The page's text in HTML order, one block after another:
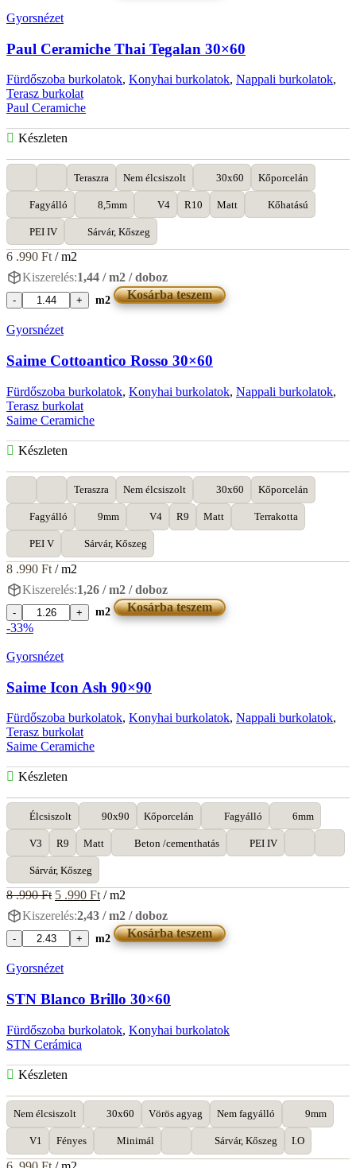
Oakthree
20x120
Gyorsnézet
Paul Ceramiche Thai Tegalan 30×60
Fürdőszoba burkolatok, Konyhai burkolatok, Nappali burkolatok,
Terasz burkolat
Paul Ceramiche
Készleten
Teraszra Nem élcsiszolt 30x60 Kőporcelán
Fagyálló 8,5mm V4 R10 Matt Kőhatású
PEI IV Sárvár, Kőszeg
6 .990 Ft / m2
Kiszerelés:1,44 / m2 / doboz
Paul
Thai
30x60
m2 Kosárba teszem
Gyorsnézet
Saime Cottoantico Rosso 30×60
Fürdőszoba burkolatok, Konyhai burkolatok, Nappali burkolatok,
Terasz burkolat
Saime Ceramiche
Készleten
Teraszra Nem élcsiszolt 30x60 Kőporcelán
Fagyálló 9mm V4 R9 Matt Terrakotta
PEI V Sárvár, Kőszeg
8 .990 Ft / m2
Kiszerelés:1,26 / m2 / doboz
Saime
Cottoantico
30x60
m2
Kosárba teszem
-33%
Gyorsnézet
Saime Icon Ash 90×90
Fürdőszoba burkolatok, Konyhai burkolatok, Nappali burkolatok,
Terasz burkolat
Saime Ceramiche
Készleten
Élcsiszolt 90x90 Kőporcelán Fagyálló 6mm
V3 R9 Matt Beton /cementhatás PEI IV
Sárvár, Kőszeg
8 .990Ft Original
price
was:
8
.990 Ft.
5 .990 FtCurrent
price
is:
5
.990 Ft.
/ m2
Kiszerelés:2,43 / m2 / doboz
Saime
Ash
mennyiség
m2 Kosárba teszem
Gyorsnézet
STN Blanco Brillo 30×60
Fürdőszoba burkolatok, Konyhai burkolatok
STN Cerámica
Készleten
Nem élcsiszolt 30x60 Vörös agyag Nem fagyálló 9mm
V1 Fényes Minimál Sárvár, Kőszeg I.O